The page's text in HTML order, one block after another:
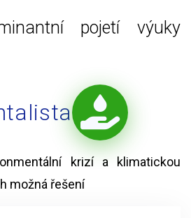
pojetí výuky
krizí a klimatickou
možná řešení